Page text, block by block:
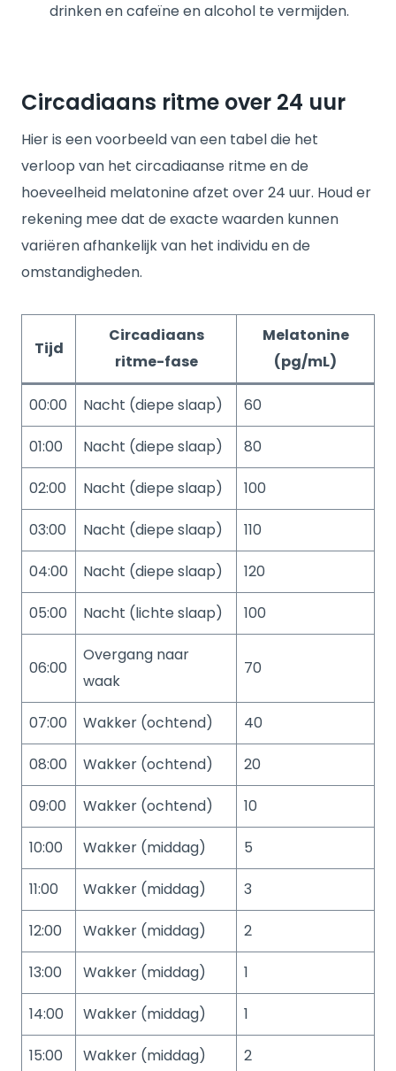
drinken en cafeïne en alcohol te vermijden.
Circadiaans ritme over 24 uur
Hier is een voorbeeld van een tabel die het
verloop van het circadiaanse ritme en de
hoeveelheid melatonine afzet over 24 uur. Houd er
rekening mee dat de exacte waarden kunnen
variëren afhankelijk van het individu en de
omstandigheden.
Tijd
Circadiaans
ritme-fase
Melatonine
(pg/mL)
00:00 Nacht (diepe slaap) 60
01:00 Nacht (diepe slaap) 80
02:00 Nacht (diepe slaap) 100
03:00 Nacht (diepe slaap) 110
04:00 Nacht (diepe slaap) 120
05:00 Nacht (lichte slaap) 100
06:00
Overgang naar
waak
70
07:00 Wakker (ochtend) 40
08:00 Wakker (ochtend) 20
09:00 Wakker (ochtend) 10
10:00 Wakker (middag) 5
11:00 Wakker (middag) 3
12:00 Wakker (middag) 2
13:00 Wakker (middag) 1
14:00 Wakker (middag) 1
15:00 Wakker (middag) 2